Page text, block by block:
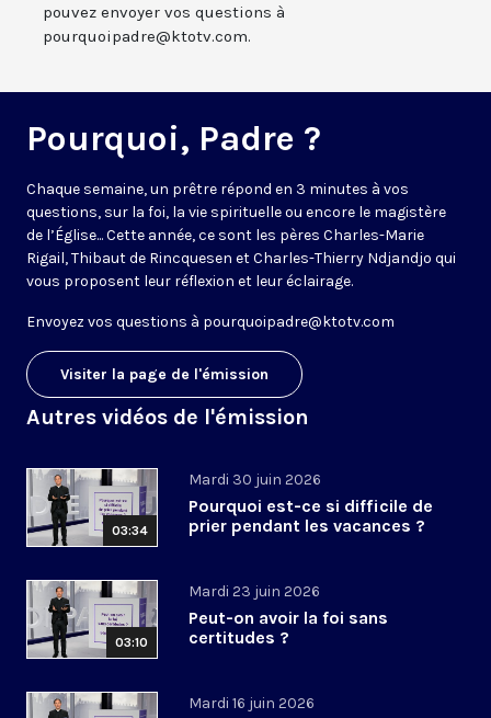
pouvez envoyer vos questions à
pourquoipadre@ktotv.com.
Pourquoi, Padre ?
Chaque semaine, un prêtre répond en 3 minutes à vos
questions, sur la foi, la vie spirituelle ou encore le magistère
de l’Église... Cette année, ce sont les pères Charles-Marie
Rigail, Thibaut de Rincquesen et Charles-Thierry Ndjandjo qui
vous proposent leur réflexion et leur éclairage.
Envoyez vos questions à pourquoipadre@ktotv.com
Visiter la page de l'émission
Autres vidéos de l'émission
03:34
Mardi 30 juin 2026
Pourquoi est-ce si difficile de
prier pendant les vacances ?
03:10
Mardi 23 juin 2026
Peut-on avoir la foi sans
certitudes ?
Mardi 16 juin 2026